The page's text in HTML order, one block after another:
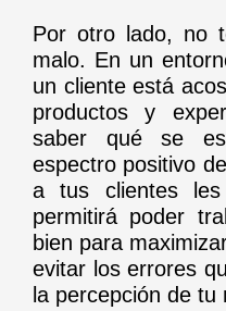
Por otro lado, no
malo. En un
un cliente está
productos y
saber qué se
espectro positivo
a tus clientes
permitirá poder
bien para
evitar los errores
la percepción de tu